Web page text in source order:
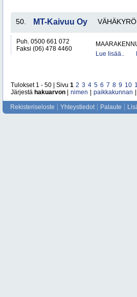
50. MT-Kaivuu Oy VÄHÄKYRÖ
Puh. 0500 661 072
Faksi (06) 478 4460
Lue lisää..
Tulokset 1 - 50 | Sivu 1 2 3 4 5 6 7 8 9 10
Järjestä hakuarvon nimen paikkakunnan
Rekisteriseloste Yhteystiedot Palaute